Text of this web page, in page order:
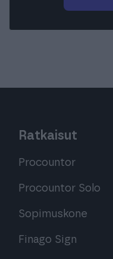
Ratkaisut
Procountor
Procountor Solo
Sopimuskone
Finago Sign